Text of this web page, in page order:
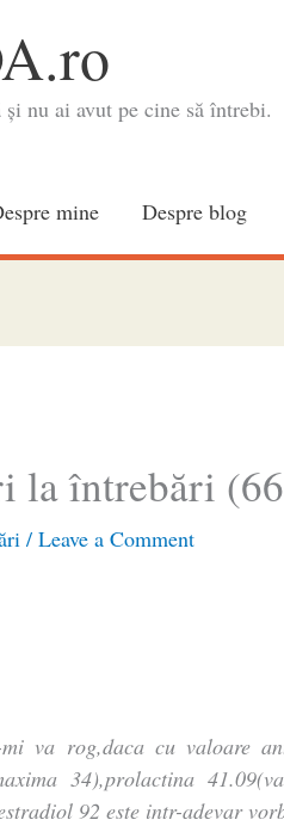
nu ai avut pe cine să întrebi.
mine Despre blog
la întrebări
/Leave a Comment
mi va rog,daca cu valoare
34),prolactina
92 este intr-adevar